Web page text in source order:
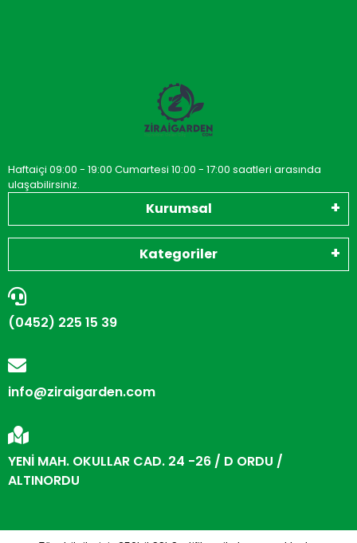
Haftaiçi 09:00 - 19:00 Cumartesi 10:00 - 17:00 saatleri arasında
ulaşabilirsiniz.
Kurumsal
Kategoriler
(0452) 225 15 39
info@ziraigarden.com
YENİ MAH. OKULLAR CAD. 24 -26 / D ORDU /
ALTINORDU